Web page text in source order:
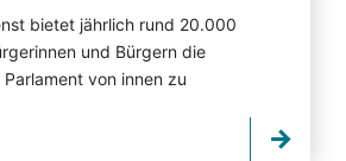
bietet jährlich rund 20.000
und Bürgern die
von innen zu